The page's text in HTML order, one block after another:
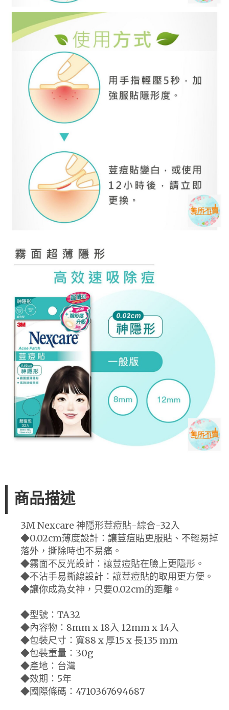
商品描述
3M Nexcare 神隱形荳痘貼-綜合-32入
◆0.02cm薄度設計：讓荳痘貼更服貼、不輕易掉
落外，撕除時也不易痛。
◆霧面不反光設計：讓荳痘貼在臉上更隱形。
◆不沾手易撕線設計：讓荳痘貼的取用更方便。
◆讓你成為女神，只要0.02cm的距離。
◆型號：TA32
◆內容物：8mm x 18入 12mm x 14入
◆包裝尺寸：寬88 x 厚15 x 長135 mm
◆包裝重量：30g
◆產地：台灣
◆效期：5年
◆國際條碼：4710367694687